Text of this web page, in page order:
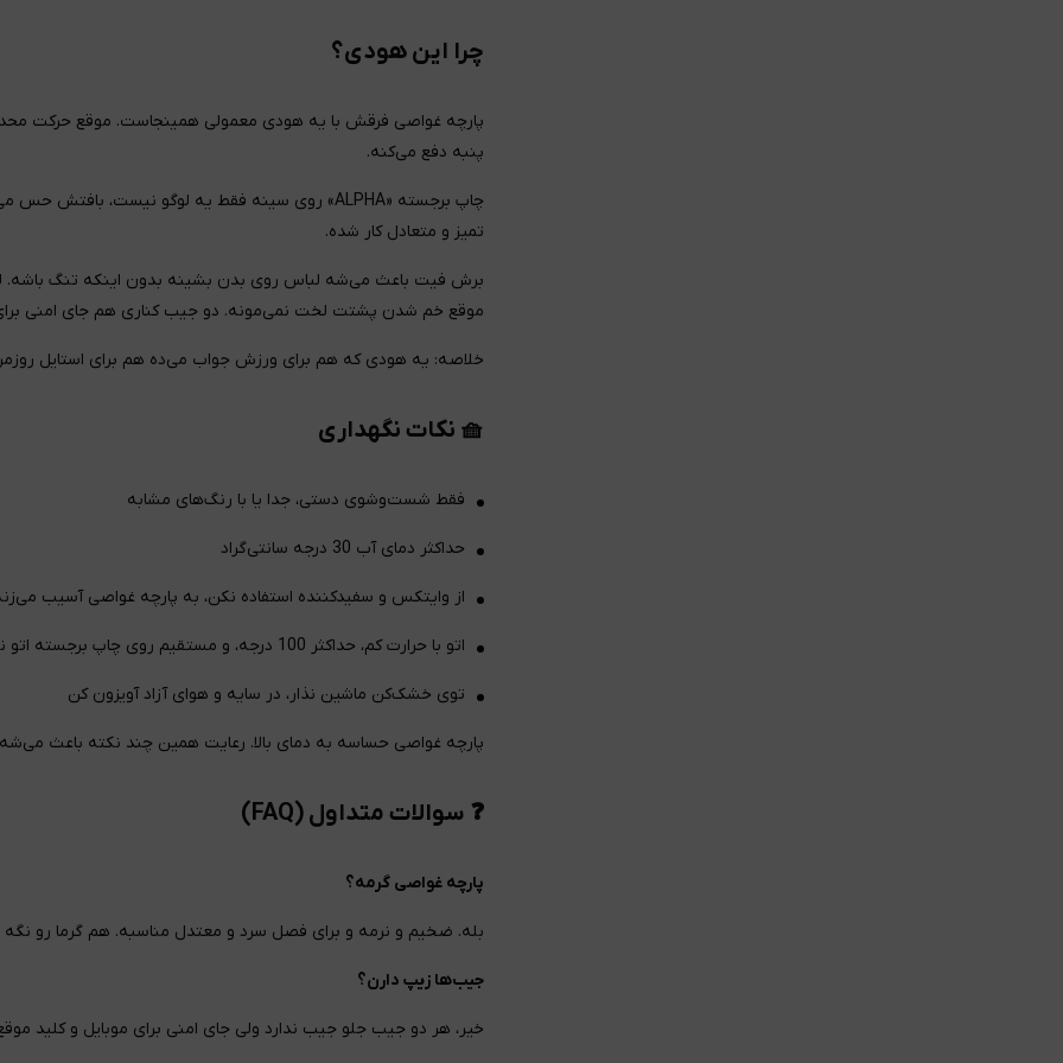
چرا این هودی؟
پارچه غواصی فرقش با یه هودی معمولی همینجاست. موقع حرکت
پنبه دفع می‌کنه.
تمیز و متعادل کار شده.
برش فیت باعث می‌شه لباس روی بدن بشینه بدون اینکه تنگ باشه.
موقع خم شدن پشتت لخت نمی‌مونه. دو جیب کناری هم جای امنی برای
خلاصه: یه هودی که هم برای ورزش جواب می‌ده هم برای استایل
🧺 نکات نگهداری
فقط شست‌وشوی دستی، جدا یا با رنگ‌های مشابه
حداکثر دمای آب 30 درجه سانتی‌گراد
از وایتکس و سفیدکننده استفاده نکن، به پارچه غواصی آسیب
اتو با حرارت کم، حداکثر 100 درجه، و مستقیم روی چاپ برجسته اتو نکش
توی خشک‌کن ماشین نذار، در سایه و هوای آزاد آویزون کن
پارچه غواصی حساسه به دمای بالا. رعایت همین چند نکته باعث
❓ سوالات متداول (FAQ)
پارچه غواصی گرمه؟
بله. ضخیم و نرمه و برای فصل سرد و معتدل مناسبه. هم گرما رو
جیب‌ها زیپ دارن؟
خیر، هر دو جیب جلو جیب ندارد ولی جای امنی برای موبایل و کلید